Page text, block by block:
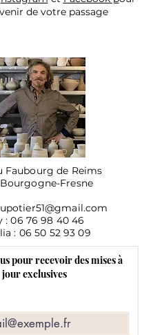
de votre passage
Faubourg de Reims
Bourgogne-Fresne
:06 76 98 40 46
: 06 50 52 93 09
pour recevoir des mises à
jour exclusives